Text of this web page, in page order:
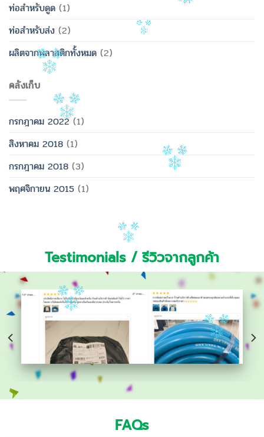
ท่อสำหรับดูด (1)
ท่อสำหรับส่ง (2)
ผลิตจากพลาสติกทั้งหมด (2)
คลังเก็บ
กรกฎาคม 2022(1)
สิงหาคม 2018 (1)
กรกฎาคม 2018 (3)
พฤศจิกายน 2015 (1)
Testimonials / รีวิวจากลูกค้า
FAQs